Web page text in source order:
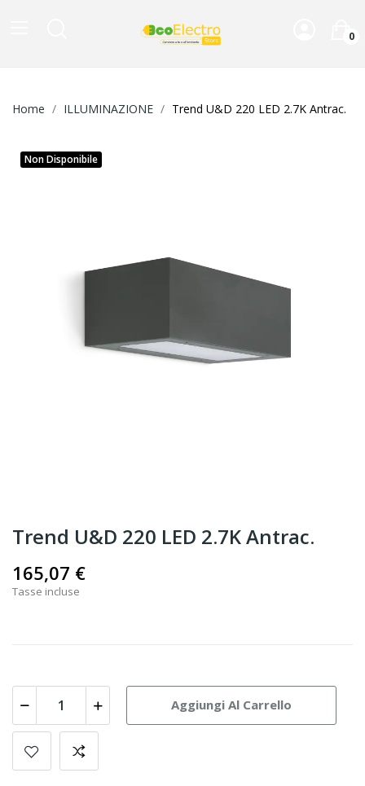
0
Home ILLUMINAZIONE Trend U&D 220 LED 2.7K Antrac.
Non Disponibile
Trend U&D 220 LED 2.7K Antrac.
165,07 €
Tasse incluse
Aggiungi Al Carrello